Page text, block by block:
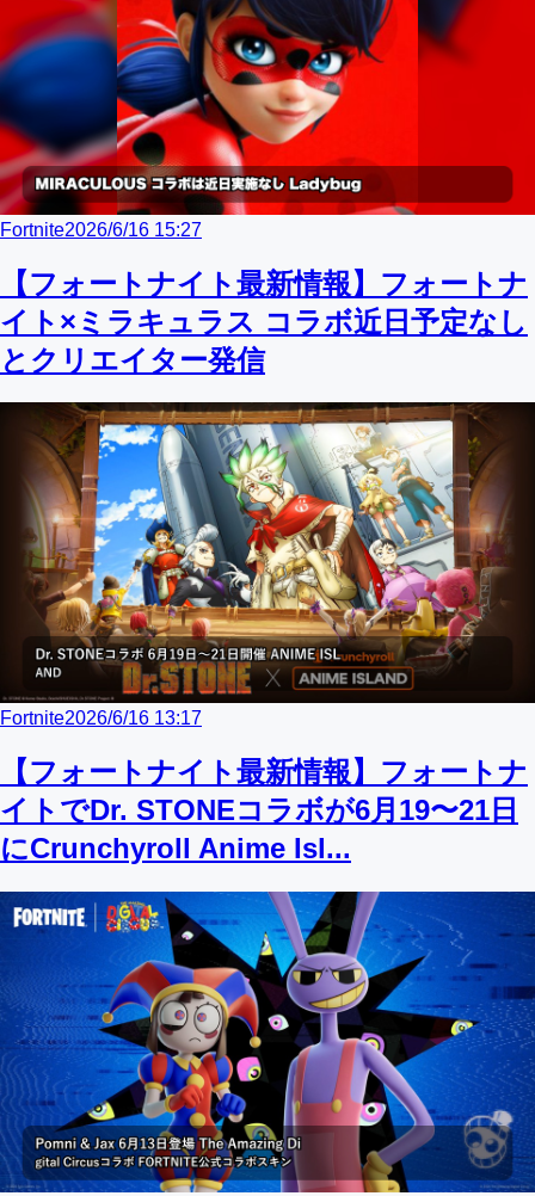
Fortnite2026/6/16 15:27
【フォートナイト最新情報】フォートナ
イト×ミラキュラス コラボ近日予定なし
とクリエイター発信
Fortnite2026/6/16 13:17
【フォートナイト最新情報】フォートナ
イトでDr. STONEコラボが6月19〜21日
にCrunchyroll Anime Isl...